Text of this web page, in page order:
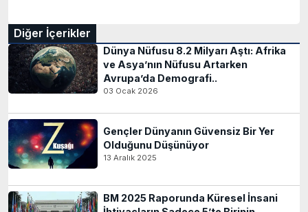
Diğer İçerikler
Dünya Nüfusu 8.2 Milyarı Aştı: Afrika
ve Asya’nın Nüfusu Artarken
Avrupa’da Demografi..
03 Ocak 2026
Gençler Dünyanın Güvensiz Bir Yer
Olduğunu Düşünüyor
13 Aralık 2025
BM 2025 Raporunda Küresel İnsani